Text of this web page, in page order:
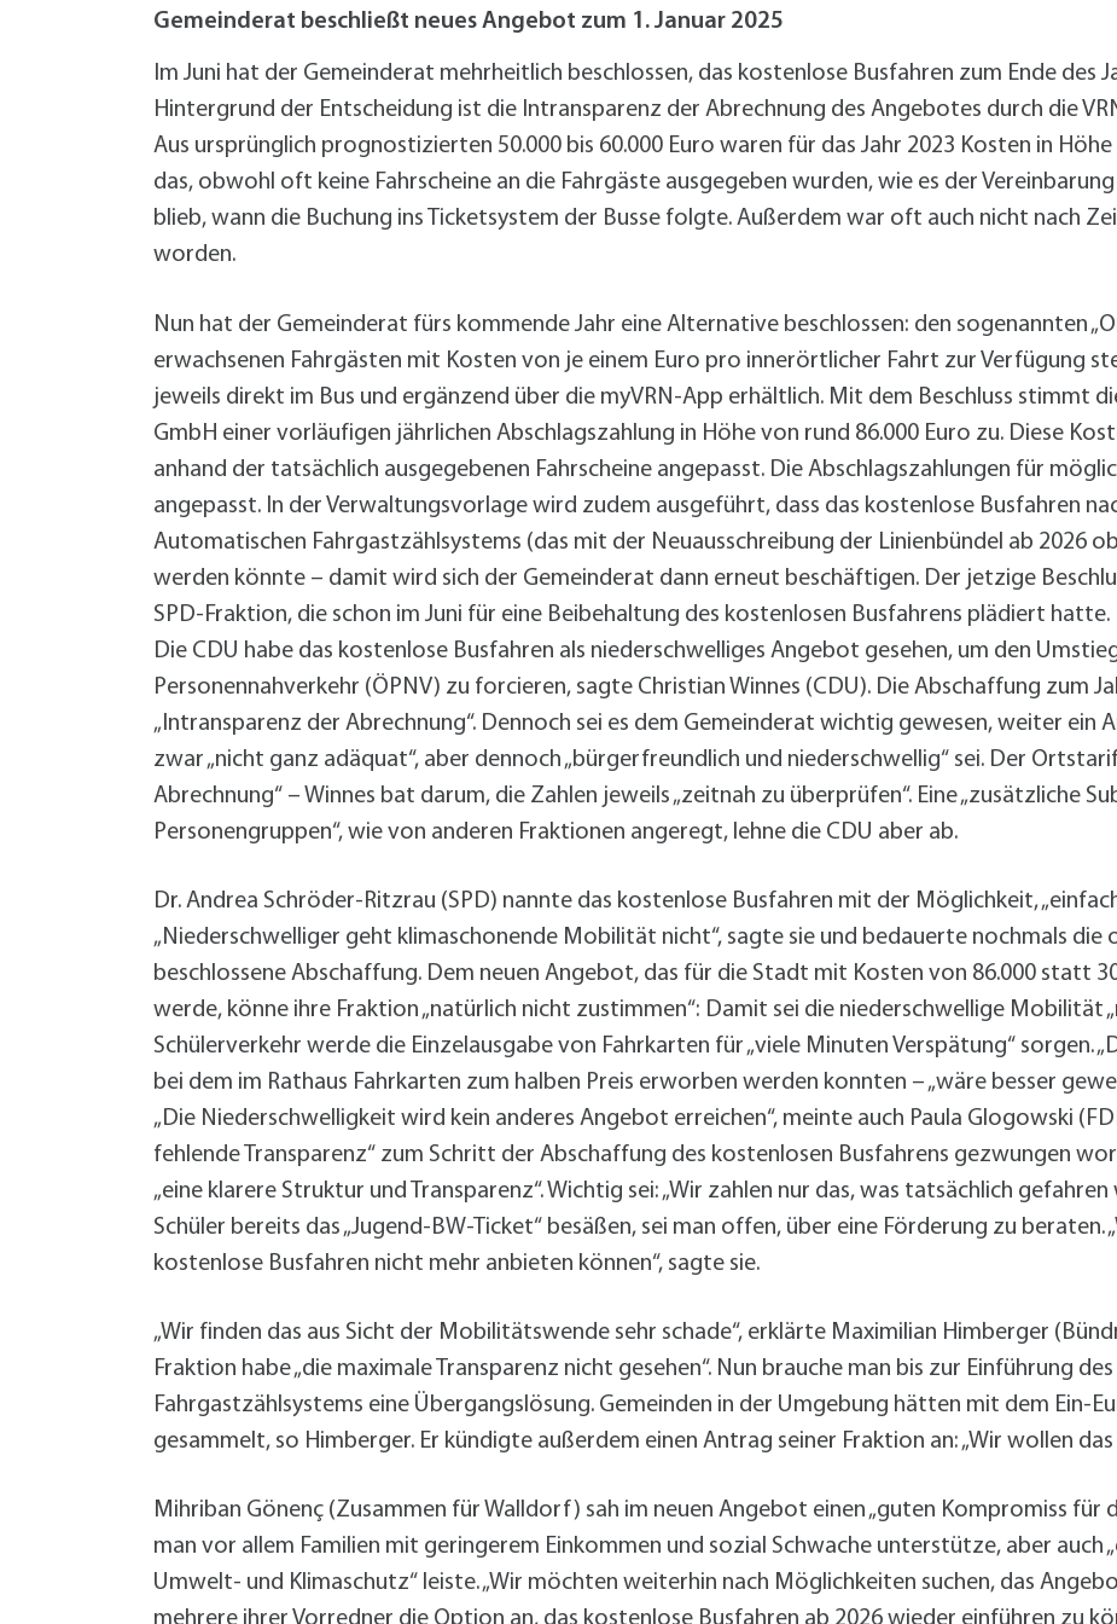
Walldorf-Süd 2. BA
Wohnungsbauförderung
Was erledige ich wo?
Wegbeschreibung
Zahlen und Fakten
Gemeinderat beschließt neues Angebot zum 1. Januar 2025
Im Juni hat der Gemeinderat mehrheitlich beschlossen, das kostenlose Busfahren zum Ende des
Hintergrund der Entscheidung ist die Intransparenz der Abrechnung des Angebotes durch die
Aus ursprünglich prognostizierten 50.000 bis 60.000 Euro waren für das Jahr 2023 Kosten in
das, obwohl oft keine Fahrscheine an die Fahrgäste ausgegeben wurden, wie es der
blieb, wann die Buchung ins Ticketsystem der Busse folgte. Außerdem war oft auch nicht nach
worden.
Nun hat der Gemeinderat fürs kommende Jahr eine Alternative beschlossen: den sogenannten
erwachsenen Fahrgästen mit Kosten von je einem Euro pro innerörtlicher Fahrt zur Verfügung
jeweils direkt im Bus und ergänzend über die myVRN-App erhältlich. Mit dem Beschluss stimmt
GmbH einer vorläufigen jährlichen Abschlagszahlung in Höhe von rund 86.000 Euro zu. Diese
anhand der tatsächlich ausgegebenen Fahrscheine angepasst. Die Abschlagszahlungen für
angepasst. In der Verwaltungsvorlage wird zudem ausgeführt, dass das kostenlose Busfahren
Automatischen Fahrgastzählsystems (das mit der Neuausschreibung der Linienbündel ab 2026
werden könnte – damit wird sich der Gemeinderat dann erneut beschäftigen. Der jetzige
SPD-Fraktion, die schon im Juni für eine Beibehaltung des kostenlosen Busfahrens plädiert hatte.
Die CDU habe das kostenlose Busfahren als niederschwelliges Angebot gesehen, um den
Personennahverkehr (ÖPNV) zu forcieren, sagte Christian Winnes (CDU). Die Abschaffung zum
„Intransparenz der Abrechnung“. Dennoch sei es dem Gemeinderat wichtig gewesen, weiter ein
zwar „nicht ganz adäquat“, aber dennoch „bürgerfreundlich und niederschwellig“ sei. Der
Abrechnung“ – Winnes bat darum, die Zahlen jeweils „zeitnah zu überprüfen“. Eine „zusätzliche
Personengruppen“, wie von anderen Fraktionen angeregt, lehne die CDU aber ab.
Dr. Andrea Schröder-Ritzrau (SPD) nannte das kostenlose Busfahren mit der Möglichkeit,
„Niederschwelliger geht klimaschonende Mobilität nicht“, sagte sie und bedauerte nochmals die
beschlossene Abschaffung. Dem neuen Angebot, das für die Stadt mit Kosten von 86.000 statt
werde, könne ihre Fraktion „natürlich nicht zustimmen“: Damit sei die niederschwellige Mobilität
Schülerverkehr werde die Einzelausgabe von Fahrkarten für „viele Minuten Verspätung“ sorgen.
bei dem im Rathaus Fahrkarten zum halben Preis erworben werden konnten – „wäre besser
„Die Niederschwelligkeit wird kein anderes Angebot erreichen“, meinte auch Paula Glogowski
fehlende Transparenz“ zum Schritt der Abschaffung des kostenlosen Busfahrens gezwungen
„eine klarere Struktur und Transparenz“. Wichtig sei: „Wir zahlen nur das, was tatsächlich gefahren
Schüler bereits das „Jugend-BW-Ticket“ besäßen, sei man offen, über eine Förderung zu beraten.
kostenlose Busfahren nicht mehr anbieten können“, sagte sie.
„Wir finden das aus Sicht der Mobilitätswende sehr schade“, erklärte Maximilian Himberger
Fraktion habe „die maximale Transparenz nicht gesehen“. Nun brauche man bis zur Einführung
Fahrgastzählsystems eine Übergangslösung. Gemeinden in der Umgebung hätten mit dem Ein-
gesammelt, so Himberger. Er kündigte außerdem einen Antrag seiner Fraktion an: „Wir wollen
Mihriban Gönenç (Zusammen für Walldorf) sah im neuen Angebot einen „guten Kompromiss für
man vor allem Familien mit geringerem Einkommen und sozial Schwache unterstütze, aber auch
Umwelt- und Klimaschutz“ leiste. „Wir möchten weiterhin nach Möglichkeiten suchen, das